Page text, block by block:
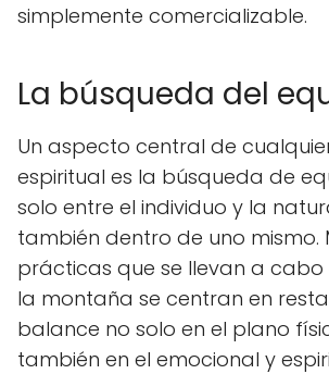
simplemente comercializable.
La búsqueda del
Un aspecto central de
espiritual es la búsqueda de
solo entre el individuo y la
también dentro de uno mismo.
prácticas que se llevan a cabo
la montaña se centran en
balance no solo en el plano
también en el emocional y